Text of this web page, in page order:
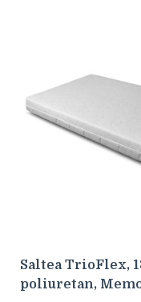
Saltea TrioFlex,
poliuretan,